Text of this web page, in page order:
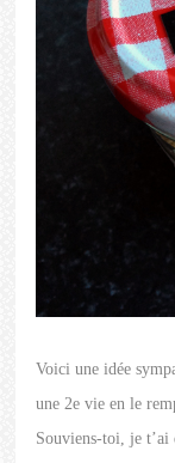
Voici une idée
une 2e vie en le
Souviens-toi, je t’ai